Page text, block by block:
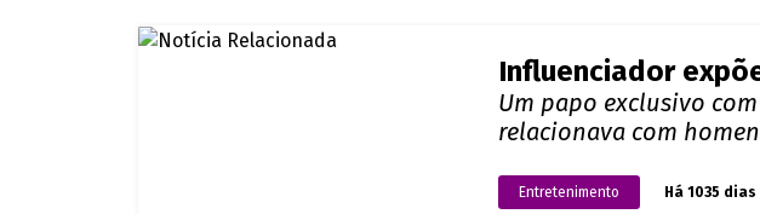
Influenciador
Um papo exclusivo
relacionava com
Entretenimento Há 1035 dias